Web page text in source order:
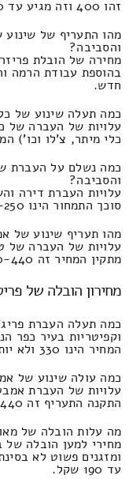
זהו 400 וזה מגיע עד 190 שקל.
מהו התעריף של שינוע
והסביבה?
מחירה של הובלת
חדש.
כמה תעלה שינוע של
עלויות של העברה של
כלי מיתר, צ'לו וכו') המחיר הינו 530 ולא
כמה נשלם על העברת
והסביבה?
עלויות העברת דירה
סוכך התמחור הינו 180-250 ש"ח.
מהו תעריף שינוע של
עלויות של העברה של
מתקין המחיר זה 170-440 שקל חדש.
מחירון הובלה של
כמה תעלה העברת
וקפיטריות בעיר כפר
המחיר הינו 330 ולא יותר מ250 שקל.
כמה עולה שינוע של
עלויות של העברת
התקנה התעריף זה 440 ולא יותר מ290 ש"ח.
מה עלות הובלה של
מחירי למען הובלה של
עד 190 שקל.